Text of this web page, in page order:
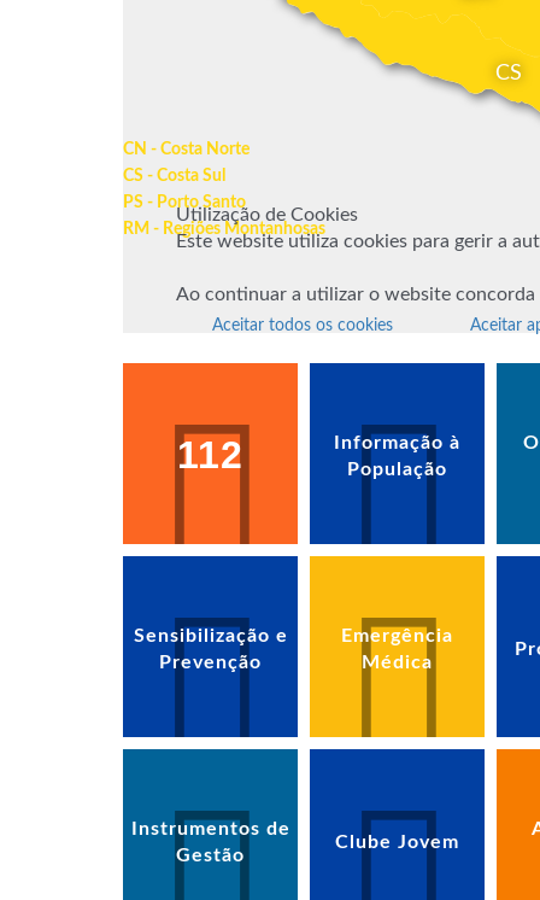
CS
CN - Costa Norte
CS - Costa Sul
PS - Porto Santo
RM - Regiões Montanhosas
112
Informação à
População
Sensibilização e
Prevenção
Emergência
Médica
Instrumentos de
Gestão
Clube Jovem
Utilização de Cookies
Este website utiliza cookies para gerir a
Ao continuar a utilizar o website
Aceitar todos os cookies Aceitar